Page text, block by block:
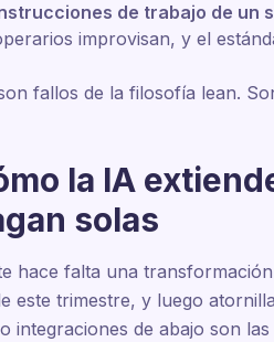
de trabajo de un
improvisan, y el
fallos de la filosofía lean.
la IA
solas
hace falta una
este trimestre, y luego
integraciones de abajo son